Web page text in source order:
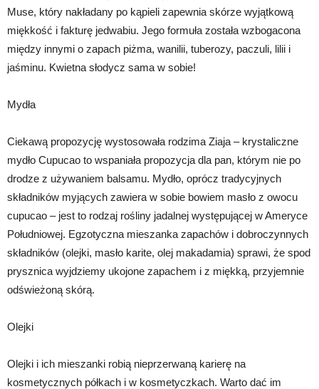
Muse, który nakładany po kąpieli zapewnia skórze wyjątkową
miękkość i fakturę jedwabiu. Jego formuła została wzbogacona
między innymi o zapach piżma, wanilii, tuberozy, paczuli, lilii i
jaśminu. Kwietna słodycz sama w sobie!
Mydła
Ciekawą propozycję wystosowała rodzima Ziaja – krystaliczne
mydło Cupucao to wspaniała propozycja dla pan, którym nie po
drodze z używaniem balsamu. Mydło, oprócz tradycyjnych
składników myjących zawiera w sobie bowiem masło z owocu
cupucao – jest to rodzaj rośliny jadalnej występującej w Ameryce
Południowej. Egzotyczna mieszanka zapachów i dobroczynnych
składników (olejki, masło karite, olej makadamia) sprawi, że spod
prysznica wyjdziemy ukojone zapachem i z miękką, przyjemnie
odświeżoną skórą.
Olejki
Olejki i ich mieszanki robią nieprzerwaną karierę na
kosmetycznych półkach i w kosmetyczkach. Warto dać im